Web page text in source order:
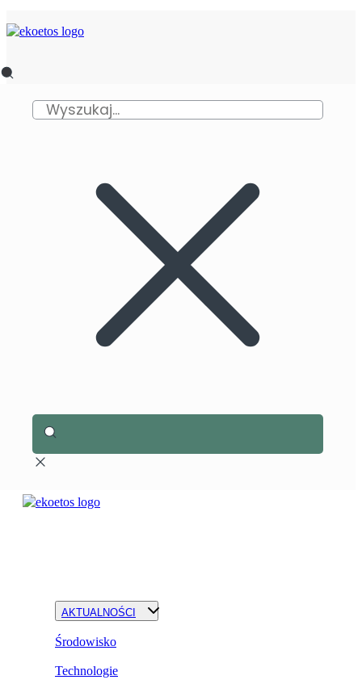
AKTUALNOŚCI
Środowisko
Technologie